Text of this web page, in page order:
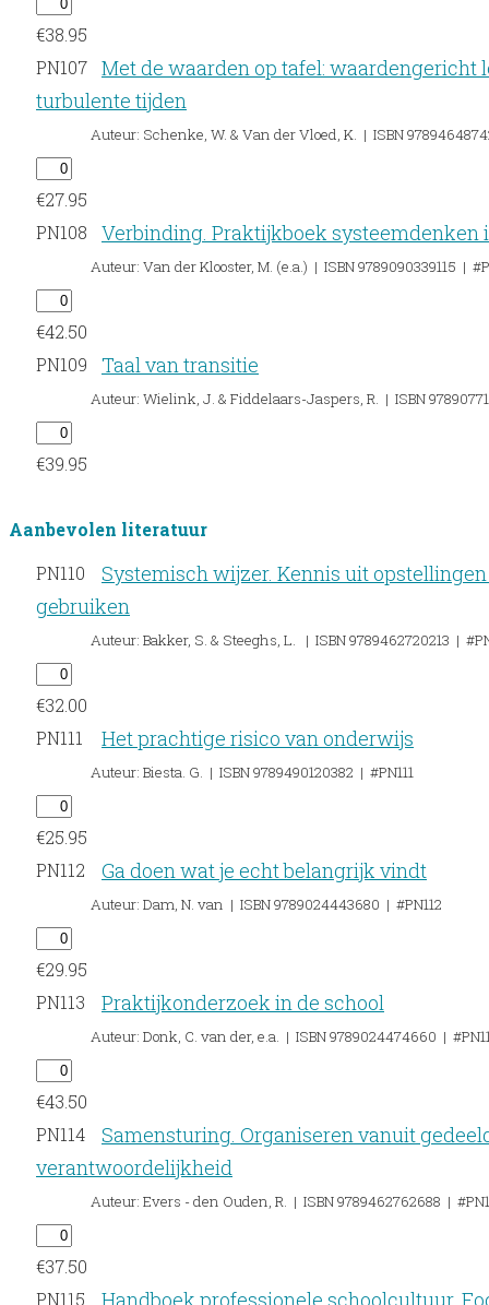
€38.95
PN107
Met de waarden op tafel: waardengericht
turbulente tijden
Auteur: Schenke, W. & Van der Vloed, K. | ISBN
€27.95
PN108
Verbinding. Praktijkboek systeemdenken
Auteur: Van der Klooster, M. (e.a.) | ISBN 9789090339115 |
€42.50
PN109
Taal van transitie
Auteur: Wielink, J. & Fiddelaars-Jaspers, R. | ISBN
€39.95
Aanbevolen literatuur
PN110
Systemisch wijzer. Kennis uit
gebruiken
Auteur: Bakker, S. & Steeghs, L. | ISBN 9789462720213 |
€32.00
PN111
Het prachtige risico van onderwijs
Auteur: Biesta. G. | ISBN 9789490120382 | #PN111
€25.95
PN112
Ga doen wat je echt belangrijk vindt
Auteur: Dam, N. van | ISBN 9789024443680 | #PN112
€29.95
PN113
Praktijkonderzoek in de school
Auteur: Donk, C. van der, e.a. | ISBN 9789024474660 |
€43.50
PN114
Samensturing. Organiseren vanuit
verantwoordelijkheid
Auteur: Evers - den Ouden, R. | ISBN 9789462762688 |
€37.50
PN115
Handboek professionele schoolcultuur.